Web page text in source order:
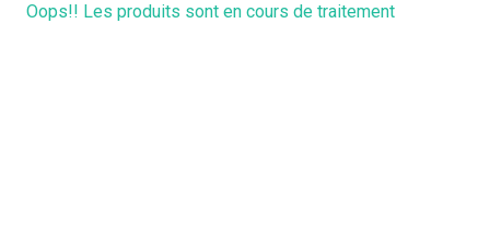
Oops!! Les produits sont en cours de traitement